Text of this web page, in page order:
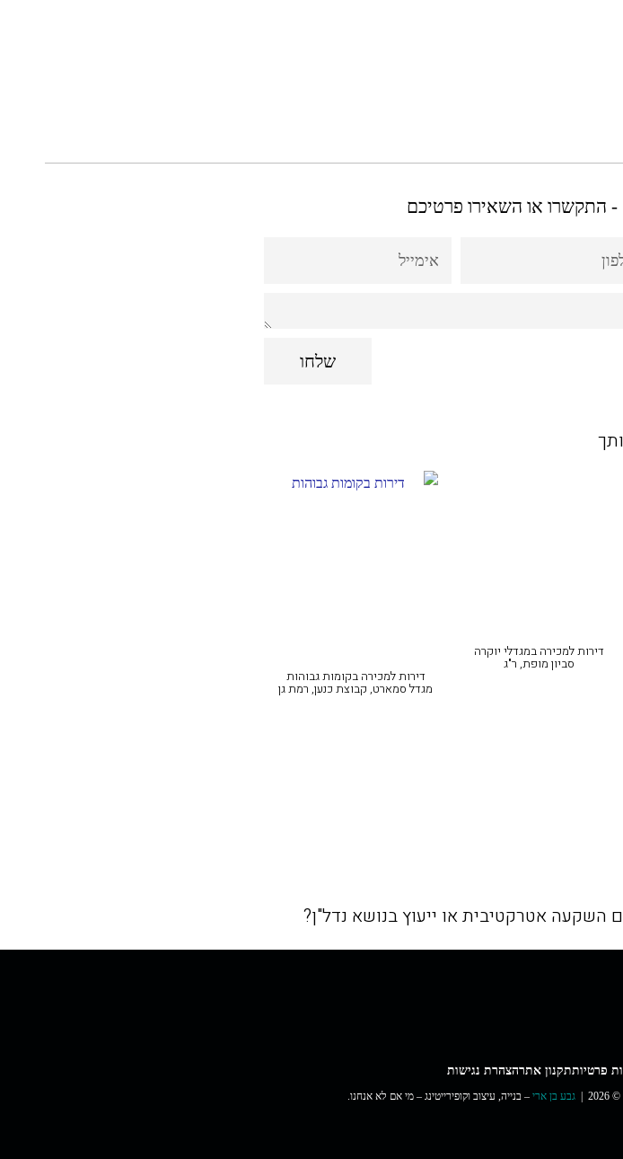
- התקשרו או השאירו פרטיכם
Email
שלחו
דירות למכירה במגדלי יוקרה
סביון מופת, ר"ג
דירות למכירה בקומות גבוהות
מגדל סמארט, קבוצת כנען, רמת גן‎
השקעה אטרקטיבית או ייעוץ בנושא נדל"ן?
פרטיותתקנון אתרהצהרת נגישות
| גבע בן ארי – בנייה, עיצוב וקופירייטינג – מי אם לא אנחנו.